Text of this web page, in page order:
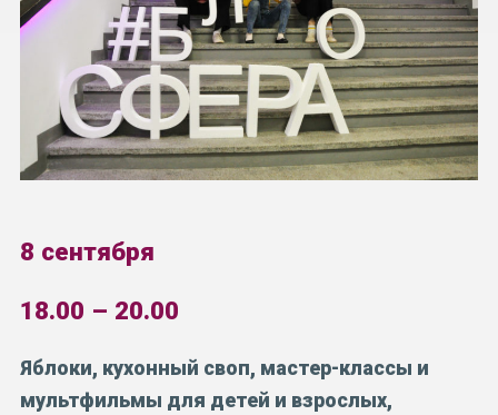
8 сентября
18.00 – 20.00
Яблоки, кухонный своп, мастер-классы и
мультфильмы для детей и взрослых,